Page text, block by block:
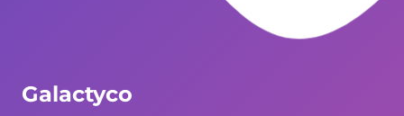
Galactyco